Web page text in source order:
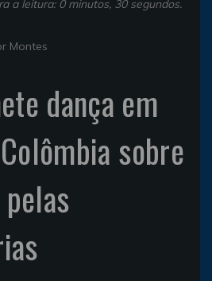
a leitura: 0 minutos, 30 segundos.
Montes
dança em
sobre